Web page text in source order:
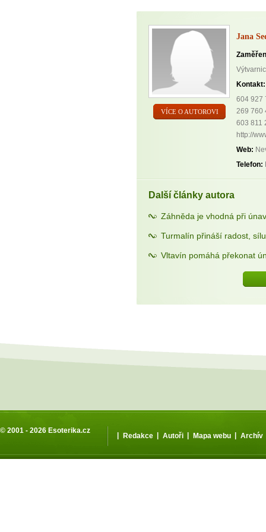
VÍCE O AUTOROVI
Jana
Kontakt:
604 927
269 760
603 811
http://
Web:
Telefon:
Další články autora
Záhněda je vhodná při
Turmalín přináší radost,
Vltavín pomáhá překonat
© 2001 - 2026 Esoterika.cz
| Redakce | Autoři | Mapa webu | Archív